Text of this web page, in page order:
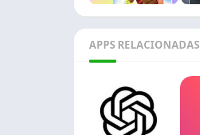
APPS RELACIONADAS